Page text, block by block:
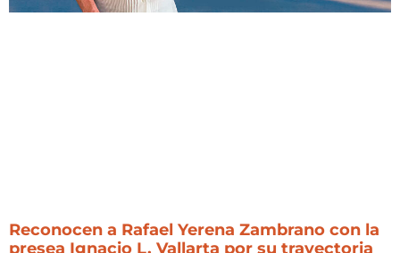
Reconocen a Rafael Yerena Zambrano con la
presea Ignacio L. Vallarta por su trayectoria